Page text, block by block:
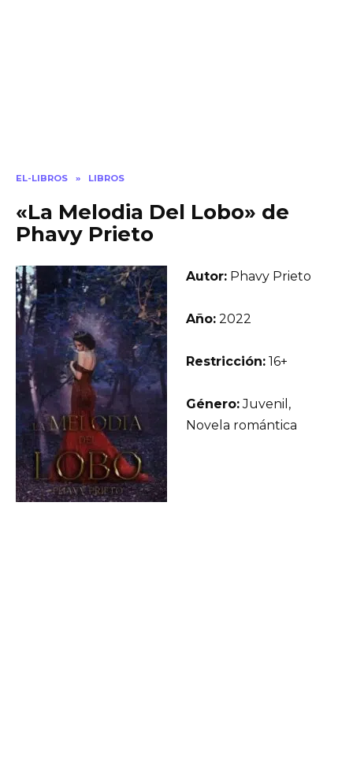
EL-LIBROS » LIBROS
«La Melodia Del Lobo» de
Phavy Prieto
Autor: Phavy Prieto
Año: 2022
Restricción: 16+
Género:Juvenil,
Novela romántica